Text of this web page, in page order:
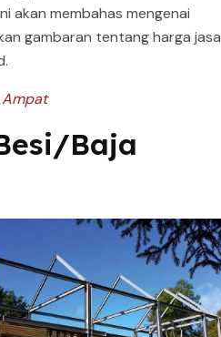
akan membahas mengenai
gambaran tentang harga jasa
Ampat
Baja